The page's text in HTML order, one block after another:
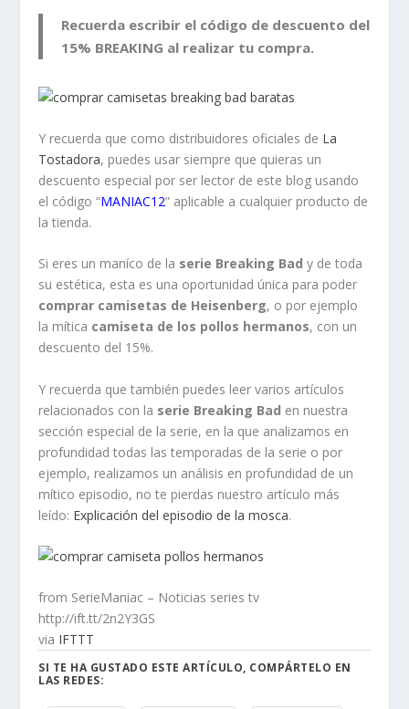
Recuerda escribir el código de descuento del
15% BREAKING al realizar tu compra.
Y recuerda que como distribuidores oficiales de La
Tostadora, puedes usar siempre que quieras un
descuento especial por ser lector de este blog usando
el código “MANIAC12” aplicable a cualquier producto de
la tienda.
Si eres un maníco de la serie Breaking Bad y de toda
su estética, esta es una oportunidad única para poder
comprar camisetas de Heisenberg, o por ejemplo
la mítica camiseta de los pollos hermanos, con un
descuento del 15%.
Y recuerda que también puedes leer varios artículos
relacionados con la serie Breaking Bad en nuestra
sección especial de la serie, en la que analizamos en
profundidad todas las temporadas de la serie o por
ejemplo, realizamos un análisis en profundidad de un
mítico episodio, no te pierdas nuestro artículo más
leído: Explicación del episodio de la mosca.
from SerieManiac – Noticias series tv
http://ift.tt/2n2Y3GS
via IFTTT
SI TE HA GUSTADO ESTE ARTÍCULO, COMPÁRTELO EN
LAS REDES: